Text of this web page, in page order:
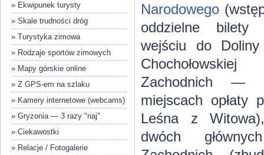
Narodowego
oddzielne bilety
wejściu do
Zachodnich —
miejscach opłaty
Leśna z
dwóch
» Ekwipunek turysty
» Skale trudności dróg
» Turystyka zimowa
» Rodzaje sportów zimowych
» Mapy górskie online
» Z GPS-em na szlaku
» Kamery internetowe (webcams)
» Gryzonia — 3 razy "naj"
» Ciekawostki
» Relacje / Fotogalerie